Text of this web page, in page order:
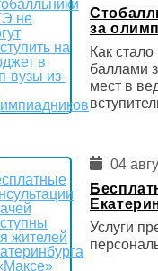
за
Как
баллами
мест в
04
Услуги